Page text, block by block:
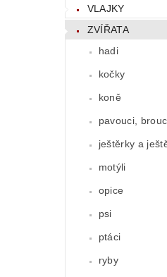
VLAJKY
ZVÍŘATA
hadi
kočky
koně
pavouci,
ještěrky a
motýli
opice
psi
ptáci
ryby